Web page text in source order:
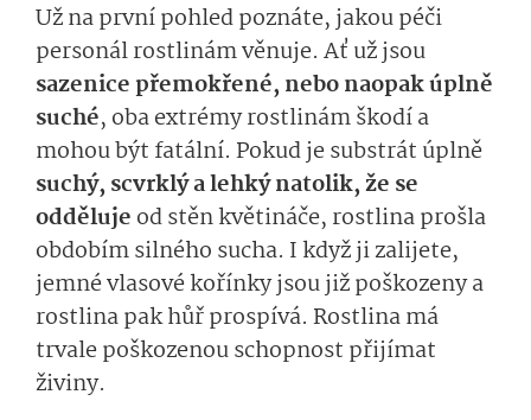
Už na první pohled poznáte, jakou péči
personál rostlinám věnuje. Ať už jsou
sazenice přemokřené, nebo naopak úplně
suché, oba extrémy rostlinám škodí a
mohou být fatální. Pokud je substrát úplně
suchý, scvrklý a lehký natolik, že se
odděluje od stěn květináče, rostlina prošla
obdobím silného sucha. I když ji zalijete,
jemné vlasové kořínky jsou již poškozeny a
rostlina pak hůř prospívá. Rostlina má
trvale poškozenou schopnost přijímat
živiny.